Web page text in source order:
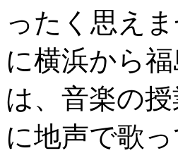
ったく思え
に横浜から
は、音楽の
に地声で歌